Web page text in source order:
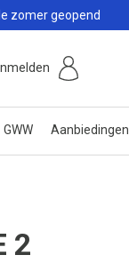
zomer geopend
GWW Aanbiedingen
2